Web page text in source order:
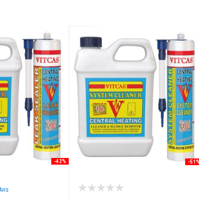
-42% -51%